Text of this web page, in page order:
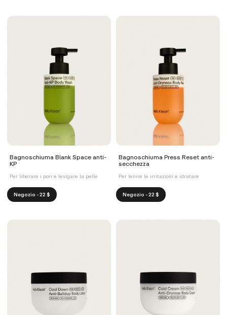
Bagnoschiuma Blank Space anti-
KP
Per liberare i pori e levigare la pelle
Negozio - 22 $
Bagnoschiuma Press Reset anti-
secchezza
Per lenire le irritazioni e idratare
Negozio - 22 $